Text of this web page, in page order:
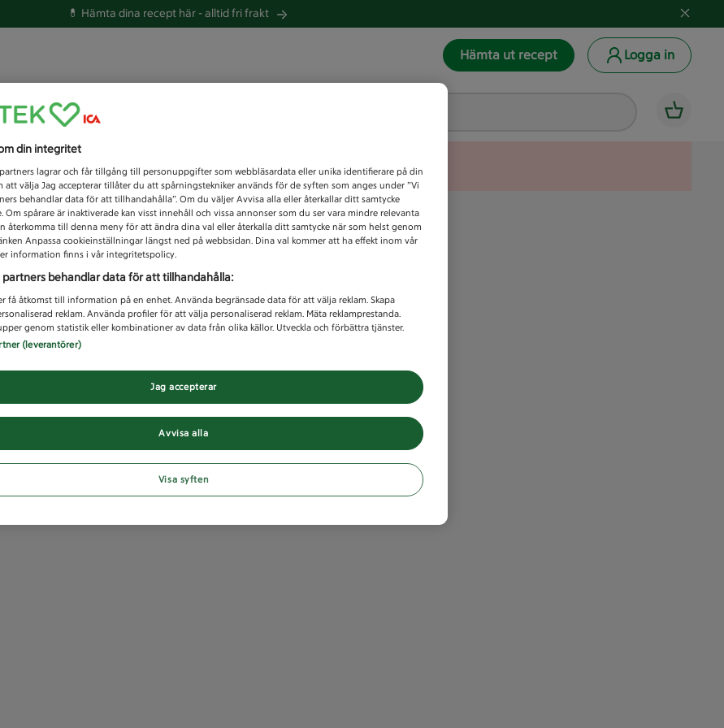
💊 Hämta dina recept här -alltid fri frakt
Hämta ut recept Logga in
efter idag?
Unknown error
din integritet
partners lagrar och får tillgång till personuppgifter som webbläsardata eller unika identifierare på din
att välja Jag accepterar tillåter du att spårningstekniker används för de syften som anges under ”Vi
behandlar data för att tillhandahålla”. Om du väljer Avvisa alla eller återkallar ditt samtycke
Om spårare är inaktiverade kan visst innehåll och vissa annonser som du ser vara mindre relevanta
återkomma till denna meny för att ändra dina val eller återkalla ditt samtycke när som helst genom
Anpassa cookieinställningar längst ned på webbsidan. Dina val kommer att ha effekt inom vår
information finns i vår integritetspolicy.
partners behandlar data för att tillhandahålla:
få åtkomst till information på en enhet. Använda begränsade data för att välja reklam. Skapa
reklam. Använda profiler för att välja personaliserad reklam. Mäta reklamprestanda.
genom statistik eller kombinationer av data från olika källor. Utveckla och förbättra tjänster.
(leverantörer)
Avvisa alla
Jag accepterar
Visa syften